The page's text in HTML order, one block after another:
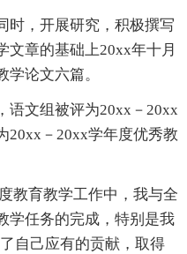
时，开展研究，积极撰写
文章的基础上20xx年十月
论文六篇。
语文组被评为20xx－20xx
20xx－20xx学年度优秀教
教育教学工作中，我与全
学任务的完成，特别是我
自己应有的贡献，取得